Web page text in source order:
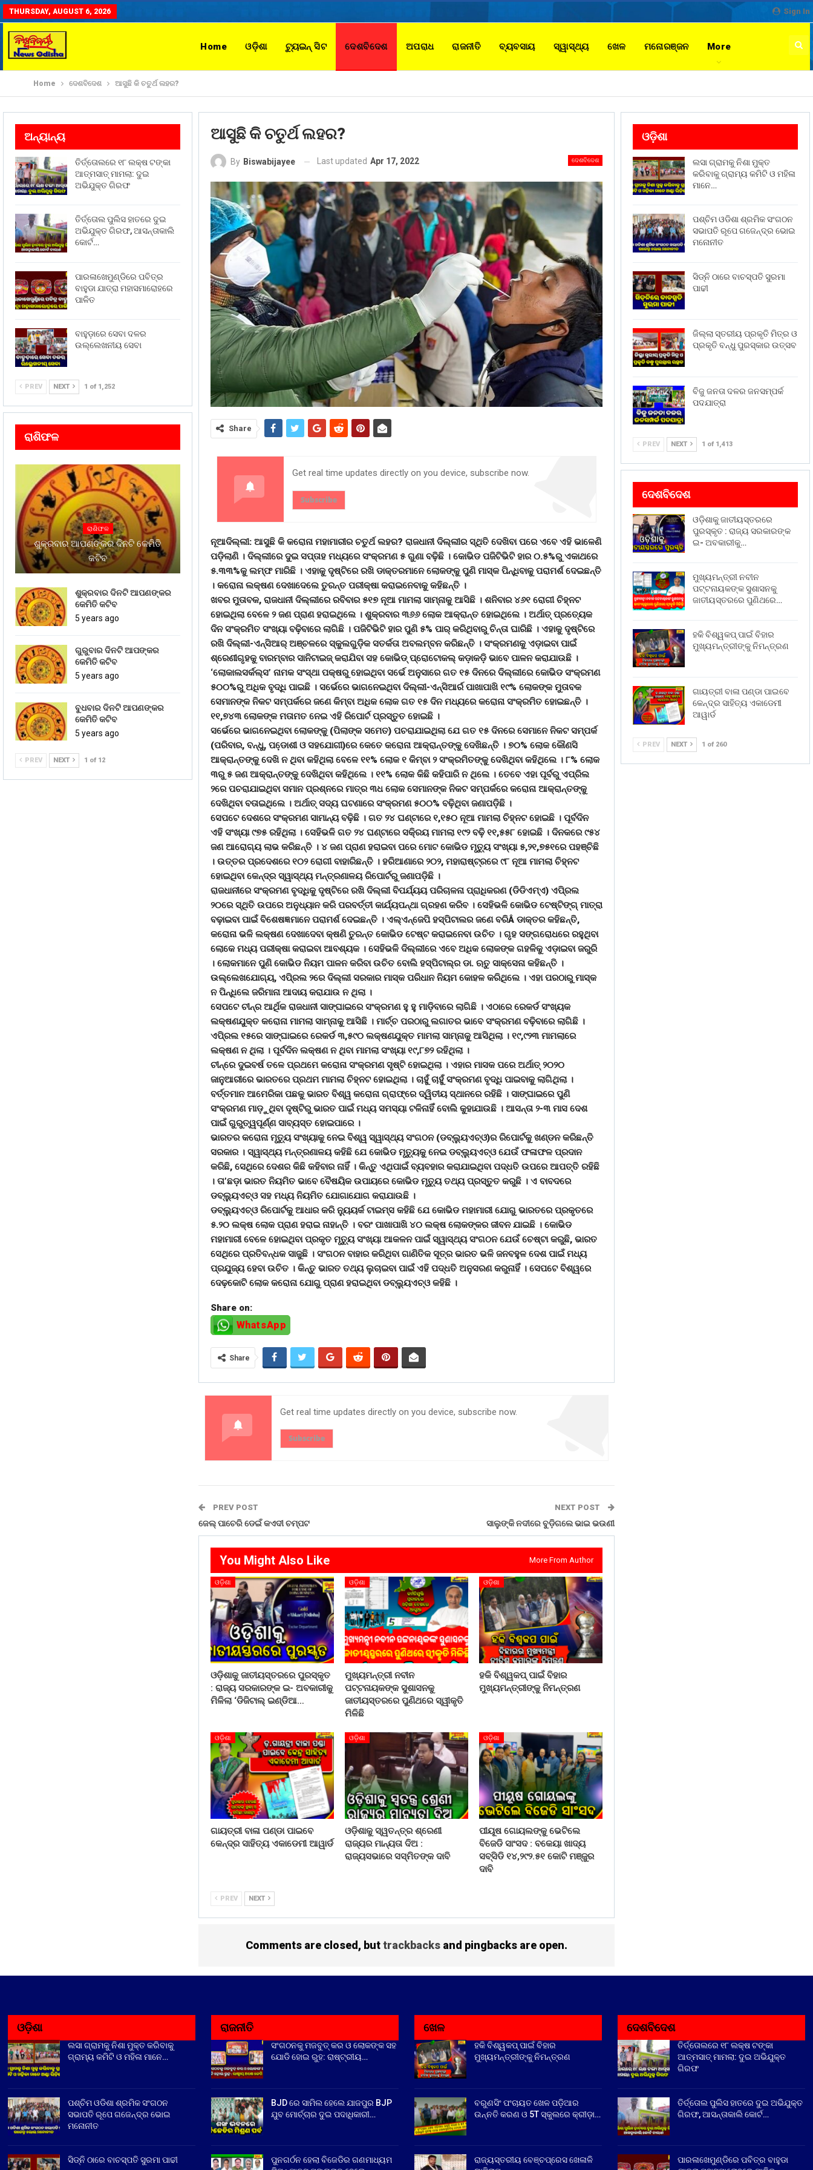
Sign In
THURSDAY, AUGUST 6, 2026
Home ଓଡ଼ିଶା ଟ୍ୟୁଇନ୍ ସିଟ ଦେଶବିଦେଶ ଅପରାଧ ରାଜନୀତି ବ୍ୟବସାୟ ସ୍ୱାସ୍ଥ୍ୟ ଖେଳ ମନୋରଞ୍ଜନ More
Home ଦେଶବିଦେଶ ଆସୁଛି କି ଚତୁର୍ଥ ଲହର?
ଆସୁଛି କି ଚତୁର୍ଥ ଲହର?
ଦେଶବିଦେଶ
By Biswabijayee Last updated Apr 17, 2022
Share
Get real time updates directly on you device, subscribe now.
Subscribe
ନୂଆଦିଲ୍ଲୀ: ଆସୁଛି କି କରୋନା ମହାମାରୀର ଚତୁର୍ଥ ଲହର? ରାଜଧାନୀ ଦିଲ୍ଲୀର ସ୍ଥିତି ଦେଖିବା ପରେ ଏବେ ଏହି ଭାଳେଣି
ପଡ଼ିଲାଣି । ଦିଲ୍ଲୀରେ ଦୁଇ ସପ୍ତାହ ମଧ୍ୟରେ ସଂକ୍ରମଣ ୫ ଗୁଣା ବଢ଼ିଛି । କୋଭିଡ ପଜିଟିଭିଟି ହାର ୦.୫%ରୁ ଏକାଥରେ
୫.୩୩%କୁ ଲମ୍ଫ ମାରିଛି । ଏହାକୁ ଦୃଷ୍ଟିରେ ରଖି ଡାକ୍ତରମାନେ ଲୋକଙ୍କୁ ପୁଣି ମାସ୍କ ପିନ୍ଧିବାକୁ ପରାମର୍ଶ ଦେଇଛନ୍ତି
। କରୋନା ଲକ୍ଷଣ ଦେଖାଦେଲେ ତୁରନ୍ତ ପରୀକ୍ଷା କରାଇନେବାକୁ କହିଛନ୍ତି ।
ଖବର ମୁତାବକ, ରାଜଧାନୀ ଦିଲ୍ଲୀରେ ରବିବାର ୫୧୭ ନୂଆ ମାମଲା ସାମ୍ନାକୁ ଆସିଛି । ଶନିବାର ୪୬୧ ରୋଗୀ ଚିହ୍ନଟ
ହୋଇଥିଲା ବେଳେ ୨ ଜଣ ପ୍ରାଣ ହରାଇଥିଲେ । ଶୁକ୍ରବାର ୩୬୬ ଲୋକ ଆକ୍ରାନ୍ତ ହୋଇଥିଲେ । ଅର୍ଥାତ୍ ପ୍ରତ୍ୟେକ
ଦିନ ସଂକ୍ରମିତ ସଂଖ୍ୟା ବଢ଼ିବାରେ ଲାଗିଛି । ପଜିଟିଭିଟି ହାର ପୁଣି ୫% ପାର୍ କରିଥିବାରୁ ଚିନ୍ତା ଘାରିଛି । ଏହାକୁ ଦୃଷ୍ଟିରେ
ରଖି ଦିଲ୍ଲୀ-ଏନ୍ସିଆର୍ ଅଞ୍ଚଳରେ ସ୍କୁଲଗୁଡ଼ିକ ସତର୍କତା ଅବଲମ୍ବନ କରିଛନ୍ତି । ସଂକ୍ରମଣକୁ ଏଡ଼ାଇବା ପାଇଁ
ଶ୍ରେଣୀଗୃହକୁ ବାରମ୍ବାର ସାନିଟାଇଜ୍ କରାଯିବା ସହ କୋଭିଡ୍ ପ୍ରୋଟୋକଲ୍ କଡ଼ାକଡ଼ି ଭାବେ ପାଳନ କରାଯାଉଛି ।
‘ଲୋକାଲସର୍କଲ୍ସ’ ନାମକ ସଂସ୍ଥା ପକ୍ଷରୁ ହୋଇଥିବା ସର୍ଭେ ଅନୁସାରେ ଗତ ୧୫ ଦିନରେ ଦିଲ୍ଲୀରେ କୋଭିଡ ସଂକ୍ରମଣ
୫୦୦%ରୁ ଅଧିକ ବୃଦ୍ଧି ପାଇଛି । ସର୍ଭେରେ ଭାଗନେଇଥିବା ଦିଲ୍ଲୀ-ଏନ୍ସିଆର୍ର ପାଖାପାଖି ୧୯% ଲୋକଙ୍କ ମୁତାବକ
ସେମାନଙ୍କ ନିକଟ ସମ୍ପର୍କରେ ଜଣେ କିମ୍ବା ଅଧିକ ଲୋକ ଗତ ୧୫ ଦିନ ମଧ୍ୟରେ କରୋନା ସଂକ୍ରମିତ ହୋଇଛନ୍ତି ।
୧୧,୭୪୩ ଲୋକଙ୍କ ମତାମତ ନେଇ ଏହି ରିପୋର୍ଟ ପ୍ରସ୍ତୁତ ହୋଇଛି ।
ସର୍ଭେରେ ଭାଗନେଇଥିବା ଲୋକଙ୍କୁ (ପିଲାଙ୍କ ସମେତ) ପଚରାଯାଇଥିଲା ଯେ ଗତ ୧୫ ଦିନରେ ସେମାନେ ନିକଟ ସମ୍ପର୍କ
(ପରିବାର, ବନ୍ଧୁ, ପଡେ଼ାଶୀ ଓ ସହଯୋଗୀ)ରେ କେତେ କରୋନା ଆକ୍ରାନ୍ତଙ୍କୁ ଦେଖିଛନ୍ତି । ୭୦% ଲୋକ କୌଣସି
ଆକ୍ରାନ୍ତଙ୍କୁ ଦେଖି ନ ଥିବା କହିଥିଲା ବେଳେ ୧୧% ଲୋକ ୧ କିମ୍ବା ୨ ସଂକ୍ରମିତଙ୍କୁ ଦେଖିଥିବା କହିଥିଲେ । ୮% ଲୋକ
୩ରୁ ୫ ଜଣ ଆକ୍ରାନ୍ତଙ୍କୁ ଦେଖିଥିବା କହିଥିଲେ । ୧୧% ଲୋକ କିଛି କହିପାରି ନ ଥିଲେ । ତେବେ ଏହା ପୂର୍ବରୁ ଏପ୍ରିଲ
୨ରେ ପଚରାଯାଇଥିବା ସମାନ ପ୍ରଶ୍ନରେ ମାତ୍ର ୩ଧ ଲୋକ ସେମାନଙ୍କ ନିକଟ ସମ୍ପର୍କରେ କରୋନା ଆକ୍ରାନ୍ତଙ୍କୁ
ଦେଖିଥିବା ବତାଇଥିଲେ । ଅର୍ଥାତ୍ ସଦ୍ୟ ଘଟଣାରେ ସଂକ୍ରମଣ ୫୦୦% ବଢ଼ିଥିବା ଜଣାପଡ଼ିଛି ।
ସେପଟେ ଦେଶରେ ସଂକ୍ରମଣ ସାମାନ୍ୟ ବଢ଼ିଛି । ଗତ ୨୪ ଘଣ୍ଟାରେ ୧,୧୫୦ ନୂଆ ମାମଲା ଚିହ୍ନଟ ହୋଇଛି । ପୂର୍ବଦିନ
ଏହି ସଂଖ୍ୟା ୯୭୫ ରହିଥିଲା । ସେହିଭଳି ଗତ ୨୪ ଘଣ୍ଟାରେ ସକି୍ରୟ ମାମଲା ୧୯୨ ବଢ଼ି ୧୧,୫୫୮ ହୋଇଛି । ଦିନକରେ ୯୫୪
ଜଣ ଆରୋଗ୍ୟ ଲାଭ କରିଛନ୍ତି । ୪ ଜଣ ପ୍ରାଣ ହରାଇବା ପରେ ମୋଟ କୋଭିଡ ମୃତୁ୍ୟ ସଂଖ୍ୟା ୫,୨୧,୭୫୧ରେ ପହଞ୍ଚିଛି
। ଉତ୍ତର ପ୍ରଦେଶରେ ୧୦୨ ରୋଗୀ ବାହାରିଛନ୍ତି । ହରିଆଣାରେ ୨୦୨, ମହାରାଷ୍ଟ୍ରରେ ୯୮ ନୂଆ ମାମଲା ଚିହ୍ନଟ
ହୋଇଥିବା କେନ୍ଦ୍ର ସ୍ୱାସ୍ଥ୍ୟ ମନ୍ତ୍ରଣାଳୟ ରିପୋର୍ଟରୁ ଜଣାପଡ଼ିଛି ।
ରାଜଧାନୀରେ ସଂକ୍ରମଣ ବୃଦ୍ଧିକୁ ଦୃଷ୍ଟିରେ ରଖି ଦିଲ୍ଲୀ ବିପର୍ଯ୍ୟୟ ପରିଚାଳନା ପ୍ରାଧିକରଣ (ଡିଡିଏମ୍ଏ) ଏପି୍ରଲ
୨୦ରେ ସ୍ଥିତି ଉପରେ ଅନୁଧ୍ୟାନ କରି ପରବର୍ତ୍ତୀ କାର୍ଯ୍ୟପନ୍ଥା ଗ୍ରହଣ କରିବ । ସେହିଭଳି କୋଭିଡ ଟେଷ୍ଟିଙ୍ଗ୍ ମାତ୍ରା
ବଢ଼ାଇବା ପାଇଁ ବିଶେଷଜ୍ଞମାନେ ପରାମର୍ଶ ଦେଇଛନ୍ତି । ଏଲ୍ଏନ୍ଜେପି ହସ୍ପିଟାଲର ଜଣେ ବରିÂ ଡାକ୍ତର କହିଛନ୍ତି,
କରୋନା ଭଳି ଲକ୍ଷଣ ଦେଖାଦେବା କ୍ଷଣି ତୁରନ୍ତ କୋଭିଡ ଟେଷ୍ଟ କରାଇନେବା ଉଚିତ । ଗୃହ ସଙ୍ଗରୋଧରେ ରହୁଥିବା
ଲୋକେ ମଧ୍ୟ ପରୀକ୍ଷା କରାଇବା ଆବଶ୍ୟକ । ସେହିଭଳି ଦିଲ୍ଲୀରେ ଏବେ ଅଧିକ ଲୋକଙ୍କ ଗହଳିକୁ ଏଡ଼ାଇବା ଜରୁରି
। ଲୋକମାନେ ପୁଣି କୋଭିଡ ନିୟମ ପାଳନ କରିବା ଉଚିତ ବୋଲି ହସ୍ପିଟାଲ୍ର ଡା. ଋତୁ ସାକ୍ସେନା କହିଛନ୍ତି ।
ଉଲ୍ଲେଖଯୋଗ୍ୟ, ଏପି୍ରଲ ୨ରେ ଦିଲ୍ଲୀ ସରକାର ମାସ୍କ ପରିଧାନ ନିୟମ କୋହଳ କରିଥିଲେ । ଏହା ପରଠାରୁ ମାସ୍କ
ନ ପିନ୍ଧିଲେ ଜରିମାନା ଆଦାୟ କରାଯାଉ ନ ଥିଲା ।
ସେପଟେ ଚୀନ୍ର ଆର୍ଥିକ ରାଜଧାନୀ ସାଙ୍ଘାଇରେ ସଂକ୍ରମଣ ହୁ ହୁ ମାଡ଼ିବାରେ ଲାଗିଛି । ଏଠାରେ ରେକର୍ଡ ସଂଖ୍ୟକ
ଲକ୍ଷଣଯୁକ୍ତ କରୋନା ମାମଲା ସାମ୍ନାକୁ ଆସିଛି । ମାର୍ଚ୍ଚ ପରଠାରୁ ଲଗାତର ଭାବେ ସଂକ୍ରମଣ ବଢ଼ିବାରେ ଲାଗିଛି ।
ଏପି୍ରଲ ୧୫ରେ ସାଙ୍ଘାଇରେ ରେକର୍ଡ ୩,୫୯୦ ଲକ୍ଷଣଯୁକ୍ତ ମାମଲା ସାମ୍ନାକୁ ଆସିଥିଲା । ୧୯,୯୨୩ ମାମଲାରେ
ଲକ୍ଷଣ ନ ଥିଲା । ପୂର୍ବଦିନ ଲକ୍ଷଣ ନ ଥିବା ମାମଲା ସଂଖ୍ୟା ୧୯,୮୭୨ ରହିଥିଲା ।
ଚୀନ୍ରେ ଦୁଇବର୍ଷ ତଳେ ପ୍ରଥମେ କରୋନା ସଂକ୍ରମଣ ସୃଷ୍ଟି ହୋଇଥିଲା । ଏହାର ମାସକ ପରେ ଅର୍ଥାତ୍ ୨୦୨୦
ଜାନୁଆରୀରେ ଭାରତରେ ପ୍ରଥମ ମାମଲା ଚିହ୍ନଟ ହୋଇଥିଲା । ଚାହୁଁ ଚାହୁଁ ସଂକ୍ରମଣ ବୃଦ୍ଧି ପାଇବାକୁ ଲାଗିଥିଲା ।
ବର୍ତ୍ତମାନ ଆମେରିକା ପଛକୁ ଭାରତ ବିଶ୍ୱ କରୋନା ଗ୍ରାଫ୍ରେ ଦ୍ୱିତୀୟ ସ୍ଥାନରେ ରହିଛି । ସାଙ୍ଘାଇରେ ପୁଣି
ସଂକ୍ରମଣ ମାଡ଼ୁଥିବା ଦୃଷ୍ଟିରୁ ଭାରତ ପାଇଁ ମଧ୍ୟ ସମସ୍ୟା ଟଳିନାହିଁ ବୋଲି କୁହାଯାଉଛି । ଆସନ୍ତା ୨-୩ ମାସ ଦେଶ
ପାଇଁ ଗୁରୁତ୍ୱପୂର୍ଣ୍ଣ ସାବ୍ୟସ୍ତ ହୋଇପାରେ ।
ଭାରତର କରୋନା ମୃତୁ୍ୟ ସଂଖ୍ୟାକୁ ନେଇ ବିଶ୍ୱ ସ୍ୱାସ୍ଥ୍ୟ ସଂଗଠନ (ଡବ୍ଲୁ୍ୟଏଚ୍ଓ)ର ରିପୋର୍ଟକୁ ଖଣ୍ଡନ କରିଛନ୍ତି
ସରକାର । ସ୍ୱାସ୍ଥ୍ୟ ମନ୍ତ୍ରଣାଳୟ କହିଛି ଯେ କୋଭିଡ ମୃତୁ୍ୟକୁ ନେଇ ଡବ୍ଲୁ୍ୟଏଚ୍ଓ ଯେଉଁ ଫଳାଫଳ ପ୍ରଦାନ
କରିଛି, ସେଥିରେ ଦେଶର କିଛି କହିବାର ନାହିଁ । କିନ୍ତୁ ଏଥିପାଇଁ ବ୍ୟବହାର କରାଯାଇଥିବା ପଦ୍ଧତି ଉପରେ ଆପତ୍ତି ରହିଛି
। ତା’ଛଡ଼ା ଭାରତ ନିୟମିତ ଭାବେ ବୈଷୟିକ ଉପାୟରେ କୋଭିଡ ମୃତୁ୍ୟ ତଥ୍ୟ ପ୍ରସ୍ତୁତ କରୁଛି । ଏ ବାବଦରେ
ଡବ୍ଲୁ୍ୟଏଚ୍ଓ ସହ ମଧ୍ୟ ନିୟମିତ ଯୋଗାଯୋଗ କରାଯାଉଛି ।
ଡବ୍ଲୁ୍ୟଏଚ୍ଓ ରିପୋର୍ଟକୁ ଆଧାର କରି ନୁ୍ୟୟର୍କ ଟାଇମ୍ସ କହିଛି ଯେ କୋଭିଡ ମହାମାରୀ ଯୋଗୁ ଭାରତରେ ପ୍ରକୃତରେ
୫.୨୦ ଲକ୍ଷ ଲୋକ ପ୍ରାଣ ହରାଇ ନାହାନ୍ତି । ବରଂ ପାଖାପାଖି ୪୦ ଲକ୍ଷ ଲୋକଙ୍କର ଜୀବନ ଯାଇଛି । କୋଭିଡ
ମହାମାରୀ ବେଳେ ହୋଇଥିବା ପ୍ରକୃତ ମୃତୁ୍ୟ ସଂଖ୍ୟା ଆକଳନ ପାଇଁ ସ୍ୱାସ୍ଥ୍ୟ ସଂଗଠନ ଯେଉଁ ଚେଷ୍ଟା କରୁଛି, ଭାରତ
ସେଥିରେ ପ୍ରତିବନ୍ଧକ ସାଜୁଛି । ସଂଗଠନ ବାହାର କରିଥିବା ଗାଣିତିକ ସୂତ୍ର ଭାରତ ଭଳି ଜନବହୁଳ ଦେଶ ପାଇଁ ମଧ୍ୟ
ପ୍ରଯୁଜ୍ୟ ହେବା ଉଚିତ । କିନ୍ତୁ ଭାରତ ତଥ୍ୟ ଲୁଚାଇବା ପାଇଁ ଏହି ପଦ୍ଧତି ଅନୁସରଣ କରୁନାହିଁ । ସେପଟେ ବିଶ୍ୱରେ
ଦେଢ଼କୋଟି ଲୋକ କରୋନା ଯୋଗୁ ପ୍ରାଣ ହରାଇଥିବା ଡବ୍ଲୁ୍ୟଏଚ୍ଓ କହିଛି ।
Share on:
WhatsApp
Share
Get real time updates directly on you device, subscribe now.
Subscribe
PREV POST
ଜେଲ୍ ପାଚେରି ଡେଇଁ କଏଦୀ ଚମ୍ପଟ
NEXT POST
ସାଲୁଙ୍କି ନଦୀରେ ବୁଡ଼ିଗଲେ ଭାଇ ଭଉଣୀ
You Might Also Like More From Author
ଓଡ଼ିଶା
ଓଡ଼ିଶାକୁ ଜାତୀୟସ୍ତରରେ ପୁରସ୍କୃତ
: ରାଜ୍ୟ ସରକାରଙ୍କ ଇ- ଅବକାରୀକୁ
ମିଳିଲା ‘ଡିଜିଟାଲ୍‌ ଇଣ୍ଡିଆ…
ଓଡ଼ିଶା
ମୁଖ୍ୟମନ୍ତ୍ରୀ ନବୀନ
ପଟ୍ଟନାୟକଙ୍କ ସୁଶାସନକୁ
ଜାତୀୟସ୍ତରରେ ପୁଣିଥରେ ସ୍ୱୀକୃତି
ମିଳିଛି
ଓଡ଼ିଶା
ହକି ବିଶ୍ୱକପ୍ ପାଇଁ ବିହାର
ମୁଖ୍ୟମନ୍ତ୍ରୀଙ୍କୁ ନିମନ୍ତ୍ରଣ
ଓଡ଼ିଶା
ଗାୟତ୍ରୀ ବାଳା ପଣ୍ଡା ପାଇବେ
କେନ୍ଦ୍ର ସାହିତ୍ୟ ଏକାଡେମୀ ଆୱାର୍ଡ
ଓଡ଼ିଶା
ଓଡ଼ିଶାକୁ ସ୍ୱତନ୍ତ୍ର ଶ୍ରେଣୀ
ରାଜ୍ୟର ମାନ୍ୟତା ଦିଅ :
ରାଜ୍ୟସଭାରେ ସସ୍ମିତଙ୍କ ଦାବି
ଓଡ଼ିଶା
ପୀୟୂଷ ଗୋୟଲଙ୍କୁ ଭେଟିଲେ
ବିଜେଡି ସାଂସଦ : ବକେୟା ଖାଦ୍ୟ
ସବ୍ସିଡି ୧୪,୨୯୨.୫୧ କୋଟି ମଞ୍ଜୁର
ଦାବି
PREV NEXT
Comments are closed, buttrackbacksand pingbacks are open.
ଅନ୍ୟାନ୍ୟ
ତିର୍ତ୍ତୋଲରେ ୧୮ ଲକ୍ଷ ଟଙ୍କା
ଆତ୍ମସାତ୍ ମାମଲା: ଦୁଇ
ଅଭିଯୁକ୍ତ ଗିରଫ
ତିର୍ତ୍ତୋଲ ପୁଲିସ ହାତରେ ଦୁଇ
ଅଭିଯୁକ୍ତ ଗିରଫ, ଆସନ୍ତାକାଲି
କୋର୍ଟ…
ପାରଳାଖେମୁଣ୍ଡିରେ ପବିତ୍ର
ବାହୁଡା ଯାତ୍ରା ମହାସମାରୋହରେ
ପାଳିତ
ବାହୁଡ଼ାରେ ସେବା ଦଳର
ଉଲ୍ଲେଖନୀୟ ସେବା
PREV NEXT 1 of 1,252
ରାଶିଫଳ
ରାଶିଫଳ
ଶୁକ୍ରବାର ଆପଣଙ୍କର ଦିନଟି କେମିତି
କଟିବ
ଶୁକ୍ରବାର ଦିନଟି ଆପଣଙ୍କର
କେମିତି କଟିବ
5 years ago
ଗୁରୁବାର ଦିନଟି ଆପଙ୍କର
କେମିତି କଟିବ
5 years ago
ବୁଧବାର ଦିନଟି ଆପଣଙ୍କର
କେମିତି କଟିବ
5 years ago
PREV NEXT 1 of 12
ଓଡ଼ିଶା
ଲସା ଗ୍ରାମକୁ ନିଶା ମୁକ୍ତ
କରିବାକୁ ଗ୍ରାମ୍ୟ କମିଟି ଓ ମହିଳା
ମାନେ…
ପଶ୍ଚିମ ଓଡିଶା ଶ୍ରମିକ ସଂଗଠନ
ସଭାପତି ରୂପେ ଗଜେନ୍ଦ୍ର ଭୋଇ
ମନୋନୀତ
ସିଡ୍‌ନି ଠାରେ ବାଚସ୍ପତି ସୁରମା
ପାଢୀ
ଜିଲ୍ଲା ସ୍ତରୀୟ ପ୍ରକୃତି ମିତ୍ର ଓ
ପ୍ରକୃତି ବନ୍ଧୁ ପୁରସ୍କାର ଉତ୍ସବ
ବିଜୁ ଜନତା ଦଳର ଜନସମ୍ପର୍କ
ପଦଯାତ୍ରା
PREV NEXT 1 of 1,413
ଦେଶବିଦେଶ
ଓଡ଼ିଶାକୁ ଜାତୀୟସ୍ତରରେ
ପୁରସ୍କୃତ : ରାଜ୍ୟ ସରକାରଙ୍କ
ଇ- ଅବକାରୀକୁ…
ମୁଖ୍ୟମନ୍ତ୍ରୀ ନବୀନ
ପଟ୍ଟନାୟକଙ୍କ ସୁଶାସନକୁ
ଜାତୀୟସ୍ତରରେ ପୁଣିଥରେ…
ହକି ବିଶ୍ୱକପ୍ ପାଇଁ ବିହାର
ମୁଖ୍ୟମନ୍ତ୍ରୀଙ୍କୁ ନିମନ୍ତ୍ରଣ
ଗାୟତ୍ରୀ ବାଳା ପଣ୍ଡା ପାଇବେ
କେନ୍ଦ୍ର ସାହିତ୍ୟ ଏକାଡେମୀ
ଆୱାର୍ଡ
PREV NEXT 1 of 260
ଓଡ଼ିଶା
ଲସା ଗ୍ରାମକୁ ନିଶା ମୁକ୍ତ କରିବାକୁ
ଗ୍ରାମ୍ୟ କମିଟି ଓ ମହିଳା ମାନେ…
ପଶ୍ଚିମ ଓଡିଶା ଶ୍ରମିକ ସଂଗଠନ
ସଭାପତି ରୂପେ ଗଜେନ୍ଦ୍ର ଭୋଇ
ମନୋନୀତ
ସିଡ୍‌ନି ଠାରେ ବାଚସ୍ପତି ସୁରମା ପାଢୀ
ରାଜନୀତି
ସଂଗଠନକୁ ମଜବୁତ୍ କର ଓ ଲୋକଙ୍କ ସହ
ଯୋଡି ହୋଇ ରୁହ: ରାଷ୍ଟ୍ରୀୟ…
BJD ରେ ସାମିଲ ହେଲେ ଯାଜପୁର BJP
ଯୁବ ମୋର୍ଚ୍ଚାର ଦୁଇ ପଦାଧିକାରୀ…
ପୁନଗର୍ଠନ ହେଲା ବିଜେଡିର ଗଣମାଧ୍ୟମ
ଖେଳ
ହକି ବିଶ୍ୱକପ୍ ପାଇଁ ବିହାର
ମୁଖ୍ୟମନ୍ତ୍ରୀଙ୍କୁ ନିମନ୍ତ୍ରଣ
ବରୁଣସିଂ ପଂଚାୟତ ଖେଳ ପଡ଼ିଆର
ଉନ୍ନତି କରଣ ଓ 5T ସ୍କୁଲରେ କ୍ରୀଡ଼ା…
ରାଜ୍ୟସ୍ତରୀୟ ବେଞ୍ଚପ୍ରେସ ଖେଳାଳି
ଦେଶବିଦେଶ
ତିର୍ତ୍ତୋଲରେ ୧୮ ଲକ୍ଷ ଟଙ୍କା
ଆତ୍ମସାତ୍ ମାମଲା: ଦୁଇ ଅଭିଯୁକ୍ତ
ଗିରଫ
ତିର୍ତ୍ତୋଲ ପୁଲିସ ହାତରେ ଦୁଇ ଅଭିଯୁକ୍ତ
ଗିରଫ, ଆସନ୍ତାକାଲି କୋର୍ଟ…
ପାରଳାଖେମୁଣ୍ଡିରେ ପବିତ୍ର ବାହୁଡା